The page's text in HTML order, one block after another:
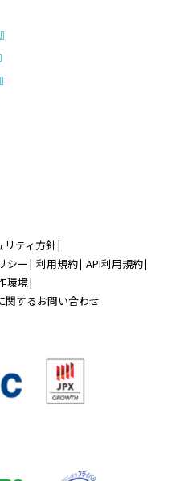
リティ方針
シー 利用規約 API利用規約
環境
関するお問い合わせ